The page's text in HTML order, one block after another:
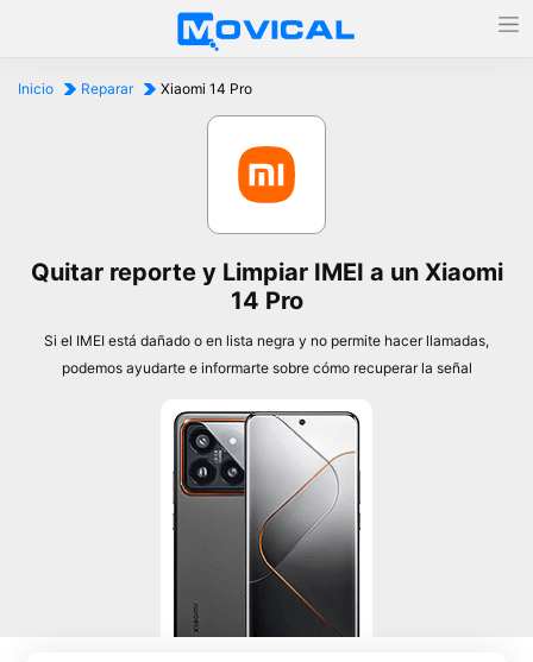
Inicio Reparar Xiaomi 14 Pro
Quitar reporte y Limpiar IMEI a un Xiaomi
14 Pro
Si el IMEI está dañado o en lista negra y no permite hacer llamadas,
podemos ayudarte e informarte sobre cómo recuperar la señal